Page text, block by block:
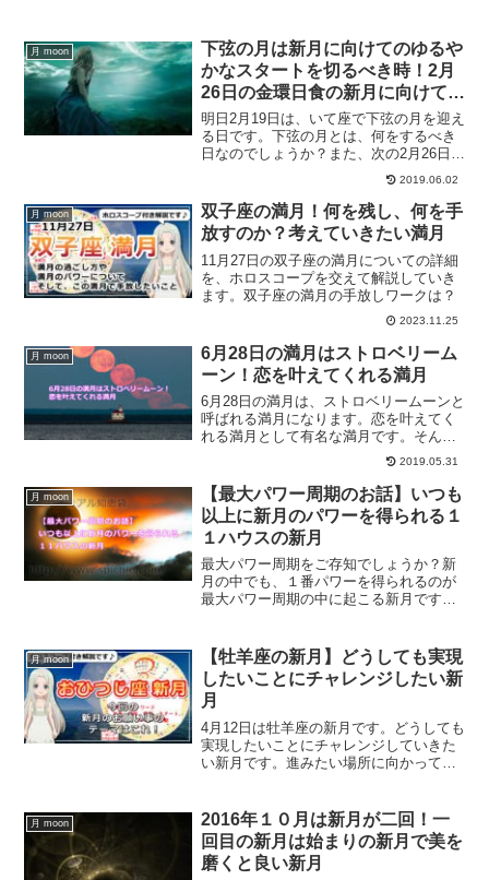
月 moon
下弦の月は新月に向けてのゆるや
かなスタートを切るべき時！2月
26日の金環日食の新月に向けてす
ること
明日2月19日は、いて座で下弦の月を迎え
る日です。下弦の月とは、何をするべき
日なのでしょうか？また、次の2月26日の
金環日食の新月に向けてするべきことな
2019.06.02
月 moon
双子座の満月！何を残し、何を手
放すのか？考えていきたい満月
11月27日の双子座の満月についての詳細
を、ホロスコープを交えて解説していき
ます。双子座の満月の手放しワークは？
2023.11.25
月 moon
6月28日の満月はストロベリーム
ーン！恋を叶えてくれる満月
6月28日の満月は、ストロベリームーンと
呼ばれる満月になります。恋を叶えてく
れる満月として有名な満月です。そんな6
月28日の満月ですが、恋を叶えたいとい
う方は恋愛について自分自身と対話して
みると良いでしょう。山羊座の満月に恋
愛運アップする方法です。
2019.05.31
月 moon
【最大パワー周期のお話】いつも
以上に新月のパワーを得られる１
１ハウスの新月
最大パワー周期をご存知でしょうか？新
月の中でも、１番パワーを得られるのが
最大パワー周期の中に起こる新月です。
場所を太陽が通過している間を最大パワ
ー周期というからです。最大パワー周期
の調べ方についてご紹介します。
月 moon
【牡羊座の新月】どうしても実現
したいことにチャレンジしたい新
月
4月12日は牡羊座の新月です。どうしても
実現したいことにチャレンジしていきた
い新月です。進みたい場所に向かって、
適な新月のお願い事は？
月 moon
2016年１０月は新月が二回！一
回目の新月は始まりの新月で美を
磨くと良い新月